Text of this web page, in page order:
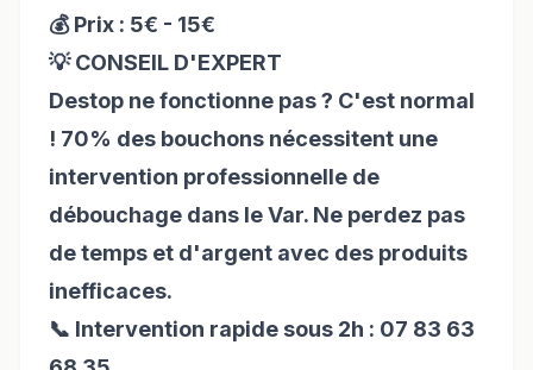
💰 Prix : 5€ - 15€
💡 CONSEIL D'EXPERT
Destop ne fonctionne pas ? C'est normal
! 70% des bouchons nécessitent une
intervention professionnelle de
débouchage dans le Var. Ne perdez pas
de temps et d'argent avec des produits
inefficaces.
📞 Intervention rapide sous 2h : 07 83 63